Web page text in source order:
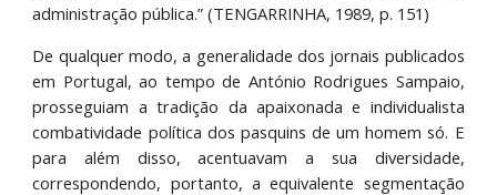
administração pública.” (TENGARRINHA, 1989, p. 151)
De qualquer modo, a generalidade dos jornais publicados
em Portugal, ao tempo de António Rodrigues Sampaio,
prosseguiam a tradição da apaixonada e individualista
combatividade política dos pasquins de um homem só. E
para além disso, acentuavam a sua diversidade,
correspondendo, portanto, a equivalente segmentação